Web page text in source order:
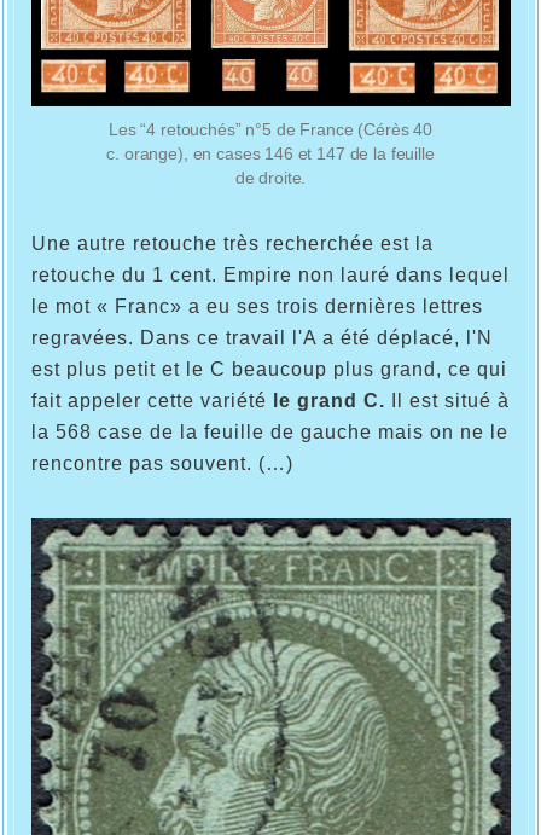
Les “4 retouchés” n°5 de France (Cérès 40
c. orange), en cases 146 et 147 de la feuille
de droite.
Une autre retouche très recherchée est la
retouche du 1 cent. Empire non lauré dans lequel
le mot « Franc» a eu ses trois dernières lettres
regravées. Dans ce travail l'A a été déplacé, l'N
est plus petit et le C beaucoup plus grand, ce qui
fait appeler cette variété
le grand C. Il est situé à
la 568 case de la feuille de gauche mais on ne le
rencontre pas souvent. (…)